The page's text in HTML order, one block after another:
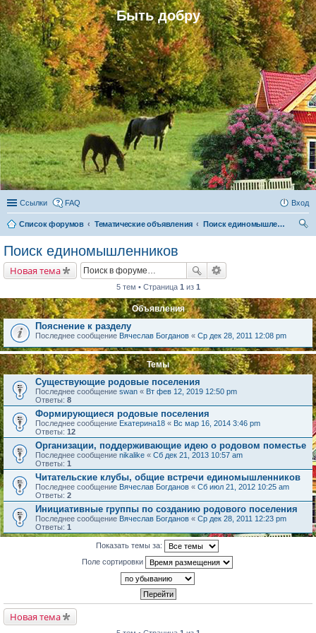
Быть добру
Ссылки FAQ Вход
Список форумов Тематические объявления
Поиск единомышленников
Поиск единомышленников
Новая тема
5 тем • Страница 1 из 1
Объявления
Пояснение к разделу
Последнее сообщение Вячеслав Богданов « Ср дек 28, 2011 12:08 pm
Темы
Существующие родовые поселения
Последнее сообщение swan « Вт фев 12, 2019 12:50 pm
Ответы: 8
Формирующиеся родовые поселения
Последнее сообщение Екатерина18 « Вс мар 16, 2014 3:46 pm
Ответы: 12
Организации, поддерживающие идею о родовом поместье
Последнее сообщение nikalike « Сб дек 21, 2013 10:57 am
Ответы: 1
Читательские клубы, общие встречи единомышленников
Последнее сообщение Вячеслав Богданов « Сб июл 21, 2012 10:25 am
Ответы: 2
Инициативные группы по созданию родового поселения
Последнее сообщение Вячеслав Богданов « Ср дек 28, 2011 12:23 pm
Ответы: 1
Показать темы за:
Поле сортировки
Новая тема